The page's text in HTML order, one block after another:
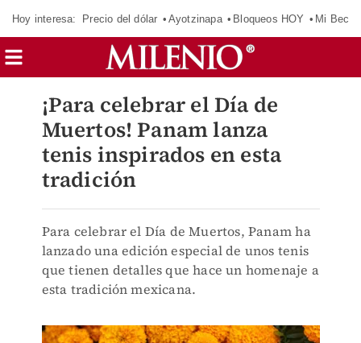
Hoy interesa: Precio del dólar Ayotzinapa Bloqueos HOY Mi Beca
¡Para celebrar el Día de
Muertos! Panam lanza
tenis inspirados en esta
tradición
Para celebrar el Día de Muertos, Panam ha
lanzado una edición especial de unos tenis
que tienen detalles que hace un homenaje a
esta tradición mexicana.